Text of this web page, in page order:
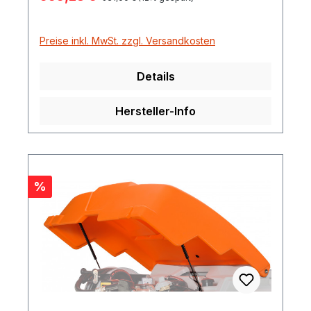
Preise inkl. MwSt. zzgl. Versandkosten
Details
Hersteller-Info
Rabatt
%